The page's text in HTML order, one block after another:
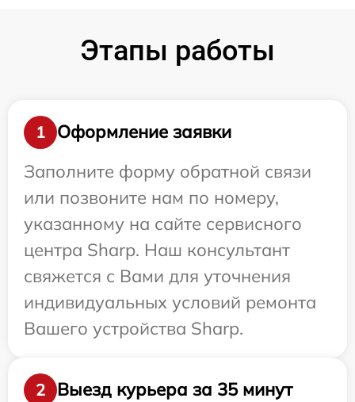
Этапы работы
1
Оформление заявки
Заполните форму обратной связи
или позвоните нам по номеру,
указанному на сайте сервисного
центра Sharp. Наш консультант
свяжется с Вами для уточнения
индивидуальных условий ремонта
Вашего устройства Sharp.
2 Выезд курьера за 35 минут